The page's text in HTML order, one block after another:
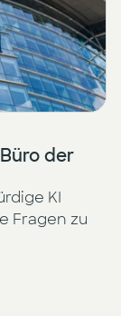
der
KI
Fragen zu